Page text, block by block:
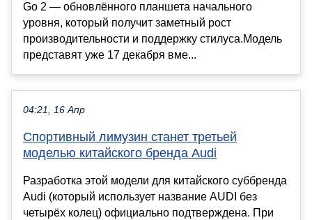
Go 2 — обновлённого планшета начального
уровня, который получит заметный рост
производительности и поддержку стилуса.Модель
представят уже 17 декабря вме...
04:21, 16 Апр
Спортивный лимузин станет третьей
моделью китайского бренда Audi
Разработка этой модели для китайского суббренда
Audi (который использует название AUDI без
четырёх колец) официально подтверждена. При